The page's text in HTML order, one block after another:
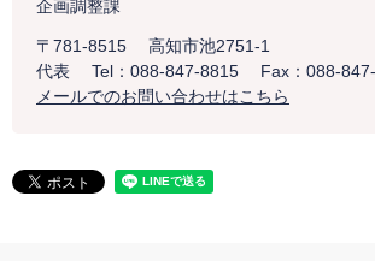
企画調整課
〒781-8515
高知市池2751-1
代表
Tel：088-847-8815
Fax：088-
メールでのお問い合わせはこちら